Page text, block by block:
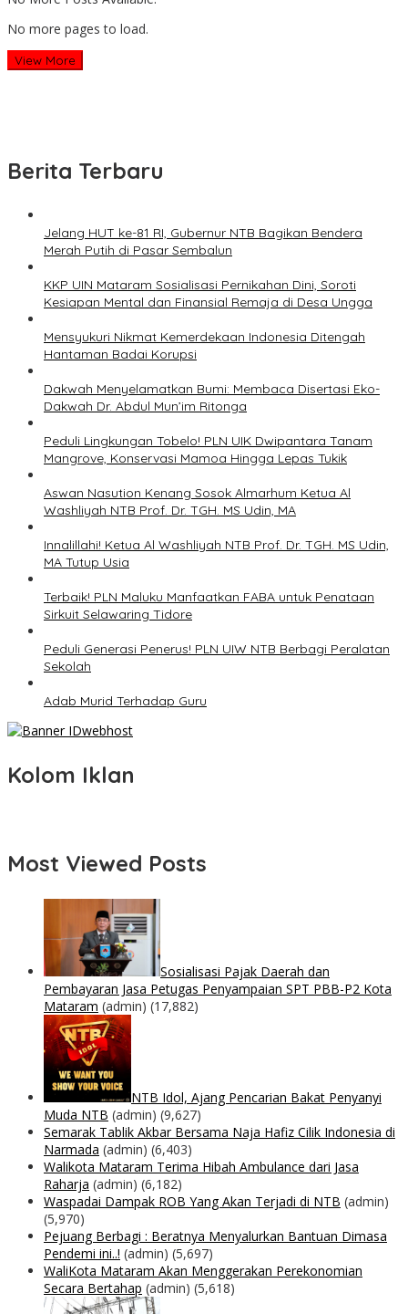
No more pages to load.
View More
Berita Terbaru
Jelang HUT ke-81 RI, Gubernur NTB Bagikan Bendera
Merah Putih di Pasar Sembalun
KKP UIN Mataram Sosialisasi Pernikahan Dini, Soroti
Kesiapan Mental dan Finansial Remaja di Desa Ungga
Mensyukuri Nikmat Kemerdekaan Indonesia Ditengah
Hantaman Badai Korupsi
Dakwah Menyelamatkan Bumi: Membaca Disertasi Eko-
Dakwah Dr. Abdul Mun’im Ritonga
Peduli Lingkungan Tobelo! PLN UIK Dwipantara Tanam
Mangrove, Konservasi Mamoa Hingga Lepas Tukik
Aswan Nasution Kenang Sosok Almarhum Ketua Al
Washliyah NTB Prof. Dr. TGH. MS Udin, MA
Innalillahi! Ketua Al Washliyah NTB Prof. Dr. TGH. MS Udin,
MA Tutup Usia
Terbaik! PLN Maluku Manfaatkan FABA untuk Penataan
Sirkuit Selawaring Tidore
Peduli Generasi Penerus! PLN UIW NTB Berbagi Peralatan
Sekolah
Adab Murid Terhadap Guru
Kolom Iklan
Most Viewed Posts
Sosialisasi Pajak Daerah dan
Pembayaran Jasa Petugas Penyampaian SPT PBB-P2 Kota
Mataram (admin) (17,882)
NTB Idol, Ajang Pencarian Bakat Penyanyi
Muda NTB (admin) (9,627)
Semarak Tablik Akbar Bersama Naja Hafiz Cilik Indonesia di
Narmada (admin) (6,403)
Walikota Mataram Terima Hibah Ambulance dari Jasa
Raharja (admin) (6,182)
Waspadai Dampak ROB Yang Akan Terjadi di NTB (admin)
(5,970)
Pejuang Berbagi : Beratnya Menyalurkan Bantuan Dimasa
Pendemi ini..! (admin) (5,697)
WaliKota Mataram Akan Menggerakan Perekonomian
Secara Bertahap (admin) (5,618)